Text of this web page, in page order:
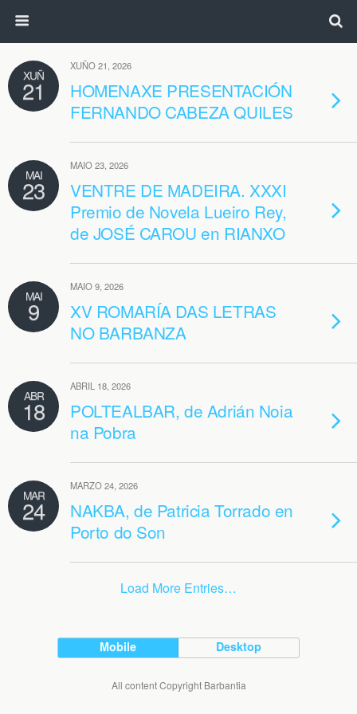
XUÑ
21
XUÑO 21, 2026
HOMENAXE PRESENTACIÓN
FERNANDO CABEZA QUILES
MAI
23
MAIO 23, 2026
VENTRE DE MADEIRA. XXXI
Premio de Novela Lueiro Rey,
de JOSÉ CAROU en RIANXO
MAI
9
MAIO 9, 2026
XV ROMARÍA DAS LETRAS
NO BARBANZA
ABR
18
ABRIL 18, 2026
POLTEALBAR, de Adrián Noia
na Pobra
MAR
24
MARZO 24, 2026
NAKBA, de Patricia Torrado en
Porto do Son
Load More Entries…
Mobile Desktop
All content Copyright Barbantia